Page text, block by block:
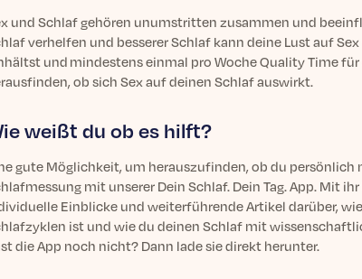
und Schlaf gehören unumstritten zusammen und
verhelfen und besserer Schlaf kann deine Lust auf
und mindestens einmal pro Woche Quality Time
ob sich Sex auf deinen Schlaf auswirkt.
weißt du ob es hilft?
gute Möglichkeit, um herauszufinden, ob du persönlich
mit unserer Dein Schlaf. Dein Tag. App. Mit
Einblicke und weiterführende Artikel darüber,
ist und wie du deinen Schlaf mit
die App noch nicht? Dann lade sie direkt herunter.